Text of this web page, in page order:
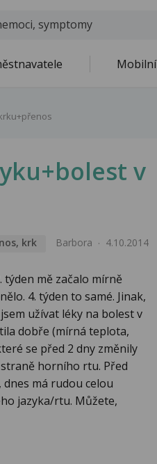
v
krk Barbora 4.10.2014
týden mě začalo mírně
4. týden to samé. Jinak,
užívat léky na bolest v
dobře (mírná teplota,
se před 2 dny změnily
horního rtu. Před
má rudou celou
jazyka/rtu. Můžete,